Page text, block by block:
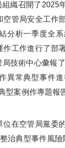
召開了2025
管局安全工作
分析一季度全
工作進行了部
技術中心彙報
異常典型事件
型案例作專題報
在空管局黨委
治典型事件風險